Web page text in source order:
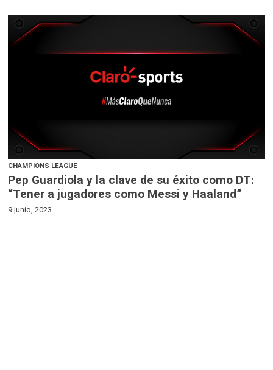
CHAMPIONS LEAGUE
Pep Guardiola y la clave de su éxito como DT:
“Tener a jugadores como Messi y Haaland”
9 junio, 2023